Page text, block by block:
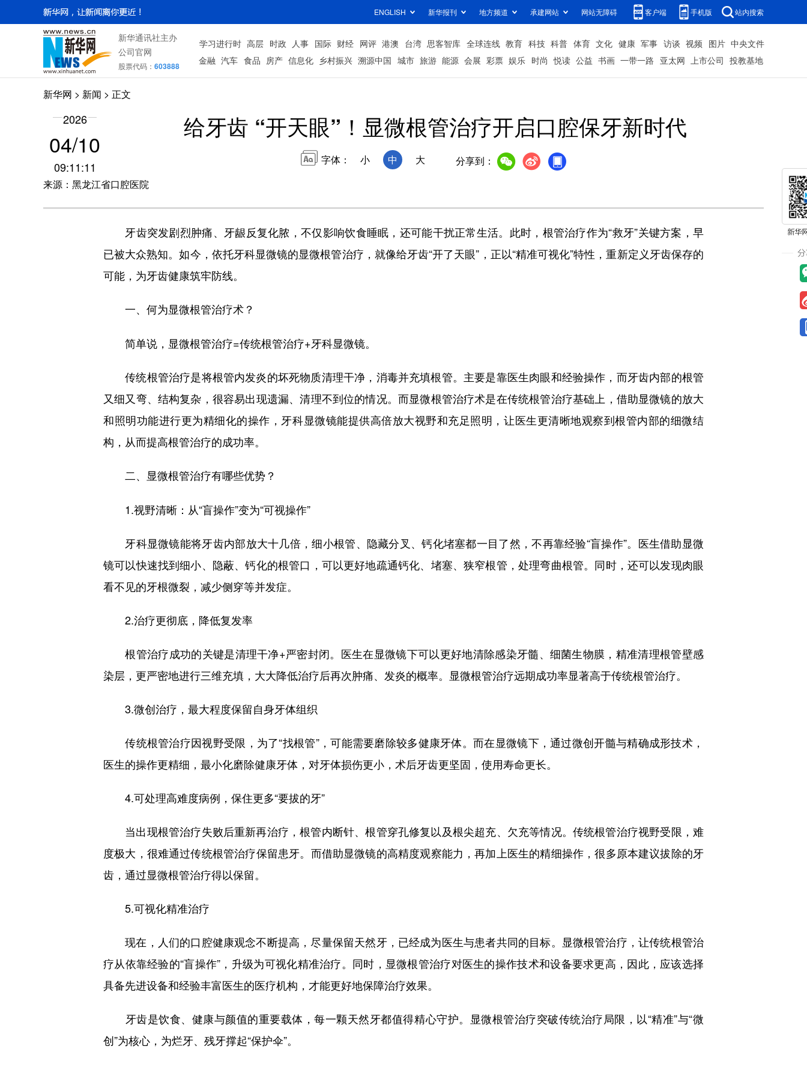
ENGLISH 新华报刊 地方频道 承建网站 网站无障碍 客户端 手机版 站内搜索
新华通讯社主办
公司官网
股票代码： 603888
学习进行时 高层 时政 人事 国际 财经 网评 港澳 台湾 思客智库 全球连线 教育 科技 科普 体育 文化 健康 军事 访谈 视频 图片 中央文件
金融 汽车 食品 房产 信息化 乡村振兴 溯源中国 城市 旅游 能源 会展 彩票 娱乐 时尚 悦读 公益 书画 一带一路 亚太网 上市公司 投教基地
新华网 > 新闻 > 正文
2026
04/10
09:11:11
来源：黑龙江省口腔医院
给牙齿 “开天眼”！显微根管治疗开启口腔保牙新时代
字体： 小 中 大 分享到：
牙齿突发剧烈肿痛、牙龈反复化脓，不仅影响饮食睡眠，还可能干扰正常生活。此时，根管治疗作为“救牙”关键方案，早
已被大众熟知。如今，依托牙科显微镜的显微根管治疗，就像给牙齿“开了天眼”，正以“精准可视化”特性，重新定义牙齿保存的
可能，为牙齿健康筑牢防线。
一、何为显微根管治疗术？
简单说，显微根管治疗=传统根管治疗+牙科显微镜。
传统根管治疗是将根管内发炎的坏死物质清理干净，消毒并充填根管。主要是靠医生肉眼和经验操作，而牙齿内部的根管
又细又弯、结构复杂，很容易出现遗漏、清理不到位的情况。而显微根管治疗术是在传统根管治疗基础上，借助显微镜的放大
和照明功能进行更为精细化的操作，牙科显微镜能提供高倍放大视野和充足照明，让医生更清晰地观察到根管内部的细微结
构，从而提高根管治疗的成功率。
二、显微根管治疗有哪些优势？
1.视野清晰：从“盲操作”变为“可视操作”
牙科显微镜能将牙齿内部放大十几倍，细小根管、隐藏分叉、钙化堵塞都一目了然，不再靠经验“盲操作”。医生借助显微
镜可以快速找到细小、隐蔽、钙化的根管口，可以更好地疏通钙化、堵塞、狭窄根管，处理弯曲根管。同时，还可以发现肉眼
看不见的牙根微裂，减少侧穿等并发症。
2.治疗更彻底，降低复发率
根管治疗成功的关键是清理干净+严密封闭。医生在显微镜下可以更好地清除感染牙髓、细菌生物膜，精准清理根管壁感
染层，更严密地进行三维充填，大大降低治疗后再次肿痛、发炎的概率。显微根管治疗远期成功率显著高于传统根管治疗。
3.微创治疗，最大程度保留自身牙体组织
传统根管治疗因视野受限，为了“找根管”，可能需要磨除较多健康牙体。而在显微镜下，通过微创开髓与精确成形技术，
医生的操作更精细，最小化磨除健康牙体，对牙体损伤更小，术后牙齿更坚固，使用寿命更长。
4.可处理高难度病例，保住更多“要拔的牙”
当出现根管治疗失败后重新再治疗，根管内断针、根管穿孔修复以及根尖超充、欠充等情况。传统根管治疗视野受限，难
度极大，很难通过传统根管治疗保留患牙。而借助显微镜的高精度观察能力，再加上医生的精细操作，很多原本建议拔除的牙
齿，通过显微根管治疗得以保留。
5.可视化精准治疗
现在，人们的口腔健康观念不断提高，尽量保留天然牙，已经成为医生与患者共同的目标。显微根管治疗，让传统根管治
疗从依靠经验的“盲操作”，升级为可视化精准治疗。同时，显微根管治疗对医生的操作技术和设备要求更高，因此，应该选择
具备先进设备和经验丰富医生的医疗机构，才能更好地保障治疗效果。
牙齿是饮食、健康与颜值的重要载体，每一颗天然牙都值得精心守护。显微根管治疗突破传统治疗局限，以“精准”与“微
创”为核心，为烂牙、残牙撑起“保护伞”。